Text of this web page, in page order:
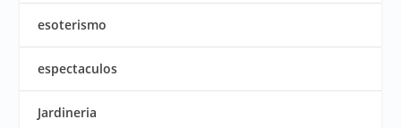
esoterismo
espectaculos
Jardineria